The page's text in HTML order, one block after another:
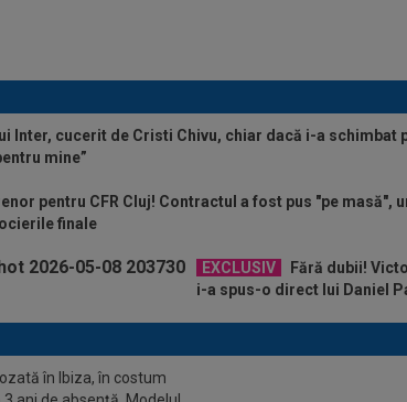
Inter, cucerit de Cristi Chivu, chiar dacă i-a schimbat
mine”
pentru CFR Cluj! Contractul a fost pus "pe masă",
finale
EXCLUSIV
Fără dubii!
i-a spus-o direct lui Daniel
în Ibiza, în costum